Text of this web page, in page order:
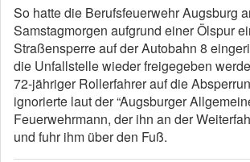
So hatte die Berufsfeuerwehr Augsburg
Samstagmorgen aufgrund einer Ölspur
Straßensperre auf der Autobahn 8
die Unfallstelle wieder freigegeben
72-jähriger Rollerfahrer auf die
ignorierte laut der “Augsburger
Feuerwehrmann, der ihn an der
und fuhr ihm über den Fuß.